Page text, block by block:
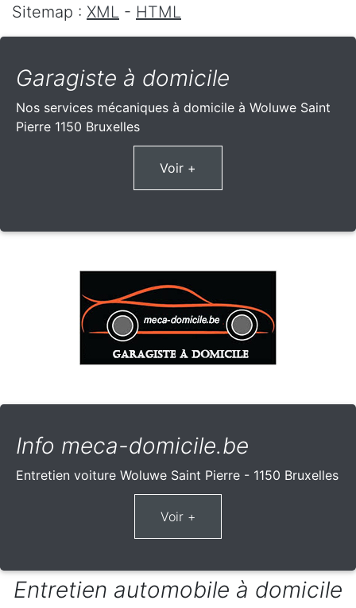
Sitemap : XML - HTML
Garagiste à domicile
Nos services mécaniques à domicile à Woluwe Saint
Pierre 1150 Bruxelles
Voir +
Info meca-domicile.be
Entretien voiture Woluwe Saint Pierre - 1150 Bruxelles
Entretien automobile à domicile